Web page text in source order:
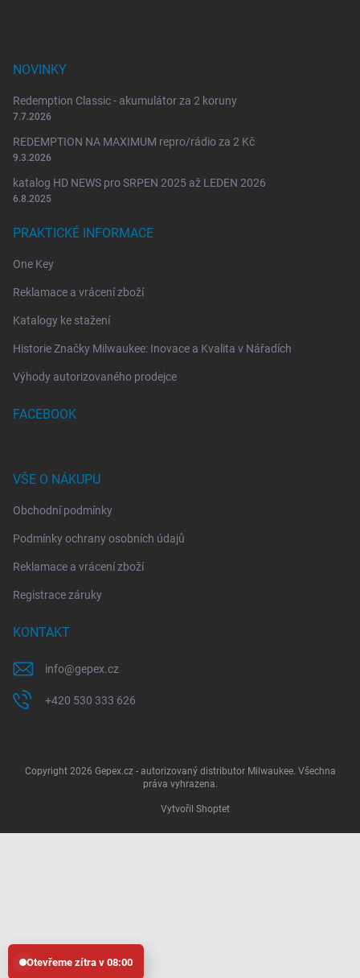
NOVINKY
Redemption Classic - akumulátor za 2 koruny
7.7.2026
REDEMPTION NA MAXIMUM repro/rádio za 2 Kč
9.3.2026
katalog HD NEWS pro SRPEN 2025 až LEDEN 2026
6.8.2025
PRAKTICKÉ INFORMACE
One Key
Reklamace a vrácení zboží
Katalogy ke stažení
Historie Značky Milwaukee: Inovace a Kvalita v Nářadích
Výhody autorizovaného prodejce
FACEBOOK
VŠE O NÁKUPU
Obchodní podmínky
Podmínky ochrany osobních údajů
Reklamace a vrácení zboží
Registrace záruky
KONTAKT
info@gepex.cz
+420 530 333 626
Vytvořil Shoptet
Copyright 2026 Gepex.cz - autorizovaný distributor Milwaukee. Všechna
práva vyhrazena.
Otevřeme zítra v 08:00